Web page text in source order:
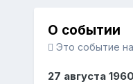
О событии
Это событие
27 августа